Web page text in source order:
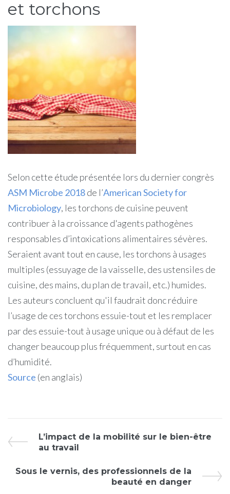
et torchons
Selon cette étude présentée lors du dernier congrès
ASM Microbe 2018de l’American Society for
Microbiology, les torchons de cuisine peuvent
contribuer à la croissance d'agents pathogènes
responsables d’intoxications alimentaires sévères.
Seraient avant tout en cause, les torchons à usages
multiples (essuyage de la vaisselle, des ustensiles de
cuisine, des mains, du plan de travail, etc.) humides.
Les auteurs concluent qu'il faudrait donc réduire
l’usage de ces torchons essuie-tout et les remplacer
par des essuie-tout à usage unique ou à défaut de les
changer beaucoup plus fréquemment, surtout en cas
d’humidité.
Source (en anglais)
L’impact de la mobilité sur le bien-être
au travail
Sous le vernis, des professionnels de la
beauté en danger